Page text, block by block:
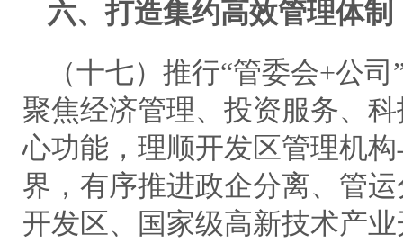
六、打造集约高效管理体制
（十七）推行“管委会+公
聚焦经济管理、投资服务、
心功能，理顺开发区管理机
界，有序推进政企分离、管
开发区、国家级高新技术产